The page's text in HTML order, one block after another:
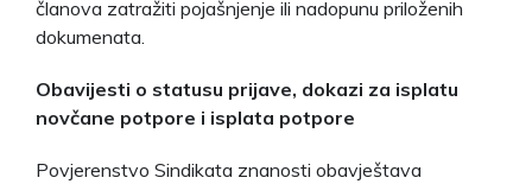
članova zatražiti pojašnjenje ili nadopunu priloženih
dokumenata.
Obavijesti o statusu prijave, dokazi za isplatu
novčane potpore i isplata potpore
Povjerenstvo Sindikata znanosti obavještava